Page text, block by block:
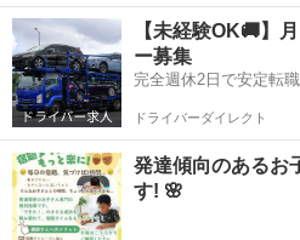
す！他では得られないお得なプランです。 ★毎日の勉強を継続す
めの特別な手法がありますので、ぜひお試しく
し...
熊本 人吉市 塾 オンライ
【未経験OK🚚】
ー募集
完全週休2日で安定転職
ドライバーダイレクト
発達傾向のあるお
す! 🌸